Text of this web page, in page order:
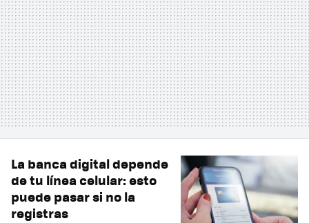
La banca digital depende
de tu línea celular: esto
puede pasar si no la
registras